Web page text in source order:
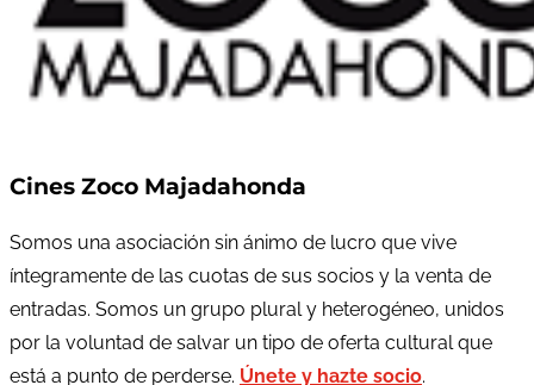
Cines Zoco Majadahonda
Somos una asociación sin ánimo de lucro que vive
íntegramente de las cuotas de sus socios y la venta de
entradas. Somos un grupo plural y heterogéneo, unidos
por la voluntad de salvar un tipo de oferta cultural que
está a punto de perderse. Únete y hazte socio.